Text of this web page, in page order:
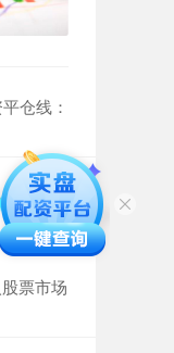
仓线：
要求，
票市场